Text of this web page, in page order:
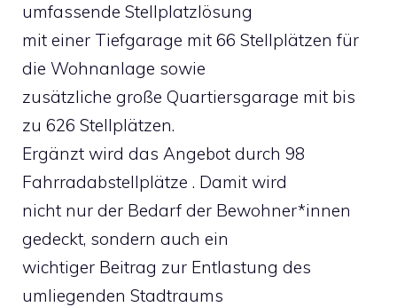
umfassende Stellplatzlösung
mit einer Tiefgarage mit 66 Stellplätzen für
die Wohnanlage sowie
zusätzliche große Quartiersgarage mit bis
zu 626 Stellplätzen.
Ergänzt wird das Angebot durch 98
Fahrradabstellplätze . Damit wird
nicht nur der Bedarf der Bewohner*innen
gedeckt, sondern auch ein
wichtiger Beitrag zur Entlastung des
umliegenden Stadtraums